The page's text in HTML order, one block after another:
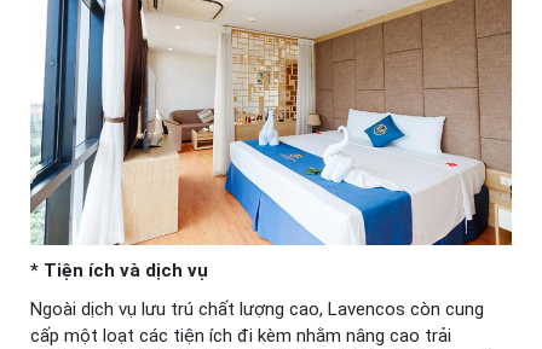
* Tiện ích và dịch vụ
Ngoài dịch vụ lưu trú chất lượng cao, Lavencos còn cung
cấp một loạt các tiện ích đi kèm nhằm nâng cao trải